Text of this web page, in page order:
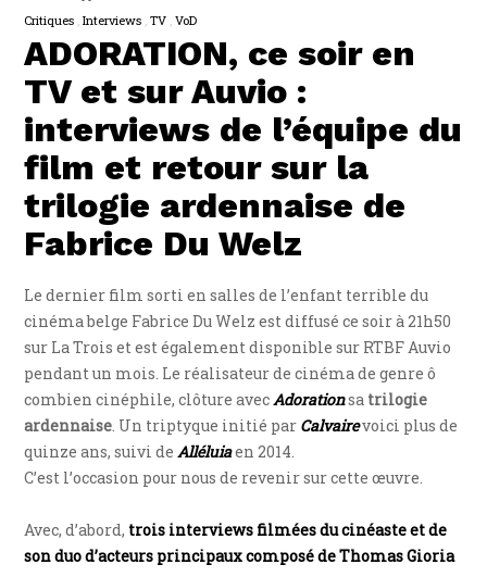
Critiques Interviews TV VoD
ADORATION, ce soir en
TV et sur Auvio :
interviews de l’équipe du
film et retour sur la
trilogie ardennaise de
Fabrice Du Welz
Le dernier film sorti en salles de l’enfant terrible du
cinéma belge Fabrice Du Welz est diffusé ce soir à 21h50
sur La Trois et est également disponible sur RTBF Auvio
pendant un mois. Le réalisateur de cinéma de genre ô
combien cinéphile, clôture avecAdorationsa trilogie
ardennaise . Un triptyque initié par Calvairevoici plus de
quinze ans, suivi deAlléluiaen 2014.
C’est l’occasion pour nous de revenir sur cette œuvre.
Avec, d’abord, trois interviews filmées du cinéaste et de
son duo d’acteurs principaux composé de Thomas Gioria